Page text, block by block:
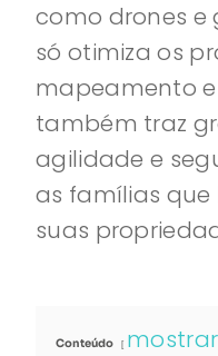
como drones e
só otimiza os
mapeamento
também traz
agilidade e
as famílias
suas
Conteúdo mostrar